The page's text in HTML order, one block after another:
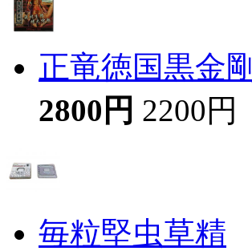
正竜徳国黒金剛
2800円 2200円
毎粒堅虫草精